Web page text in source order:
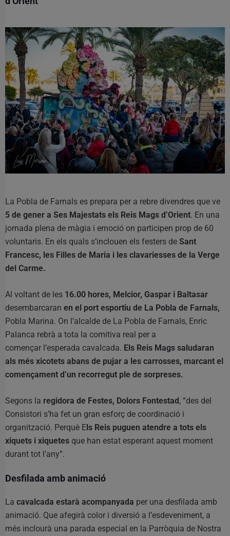
La Pobla de Farnals es prepara per a rebre divendres que ve
5 de gener a Ses Majestats els Reis Mags d’Orient. En una
jornada plena de màgia i emoció on participen prop de 60
voluntaris. En els quals s’inclouen els festers de Sant
Francesc, les Filles de Maria i les clavariesses de la Verge
del Carme.
Al voltant de les 16.00 hores, Melcior, Gaspar i Baltasar
desembarcaran en el port esportiu de La Pobla de Farnals,
Pobla Marina. On l’alcalde de La Pobla de Farnals, Enric
Palanca rebrà a tota la comitiva real per a
començar l’esperada cavalcada. Els Reis Mags saludaran
als més xicotets abans de pujar a les carrosses, marcant el
començament d’un recorregut ple de sorpreses.
Segons la regidora de Festes, Dolors Fontestad, “des del
Consistori s’ha fet un gran esforç de coordinació i
organització. Perquè Els Reis puguen atendre a tots els
xiquets i xiquetes que han estat esperant aquest moment
durant tot l’any”.
Desfilada amb animació
La cavalcada estarà acompanyada per una desfilada amb
animació. Que afegirà color i diversió a l’esdeveniment, a
més inclourà una parada especial en la Parròquia de Nostra